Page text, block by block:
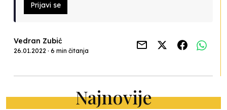
Prijavi se
Vedran Zubić
26.01.2022 · 6 min čitanja
Najnovije